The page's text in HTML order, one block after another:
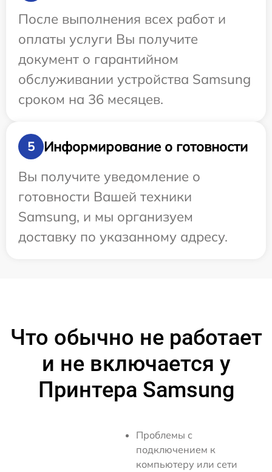
После выполнения всех работ и
оплаты услуги Вы получите
документ о гарантийном
обслуживании устройства Samsung
сроком на 36 месяцев.
5
Информирование о готовности
Вы получите уведомление о
готовности Вашей техники
Samsung, и мы организуем
доставку по указанному адресу.
Что обычно не работает
и не включается у
Принтера Samsung
Проблемы с
подключением к
компьютеру или сети